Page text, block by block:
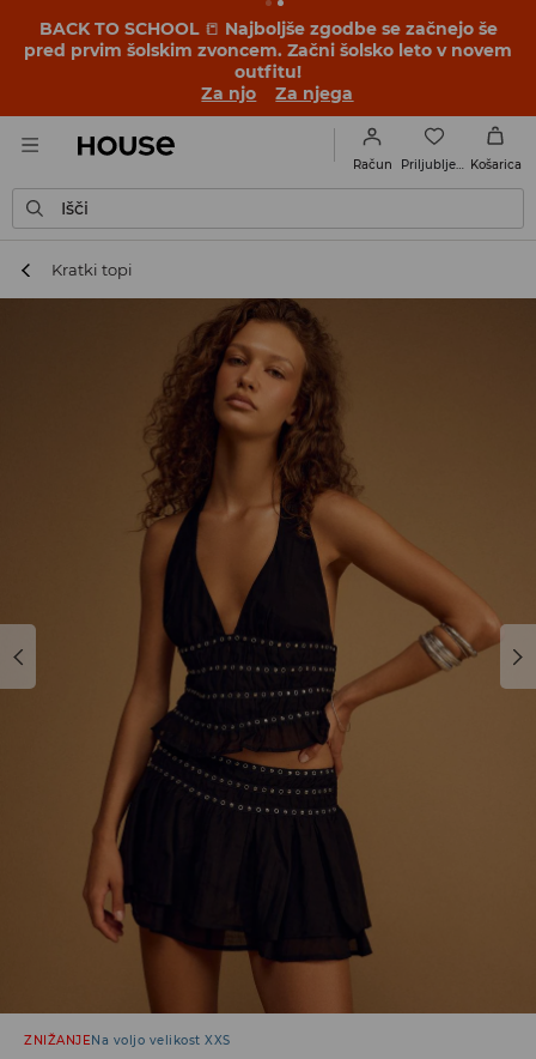
BACK TO SCHOOL 📒 Najboljše zgodbe se začnejo še
pred prvim šolskim zvoncem. Začni šolsko leto v novem
outfitu!
Za njo
Za njega
Račun Košarica
Išči
Kratki topi
ZNIŽANJE Na voljo velikost XXS